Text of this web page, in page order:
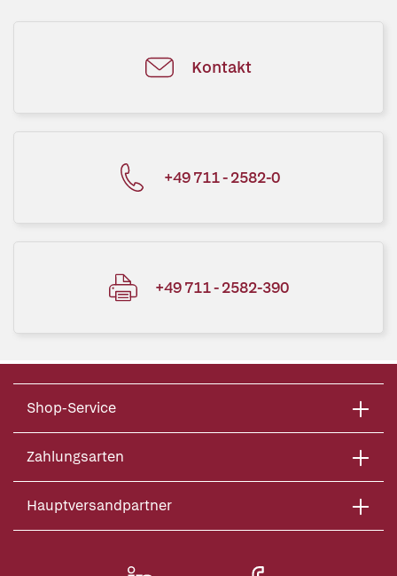
Kontakt
+49 711 - 2582-0
+49 711 - 2582-390
Shop-Service
Zahlungsarten
Hauptversandpartner